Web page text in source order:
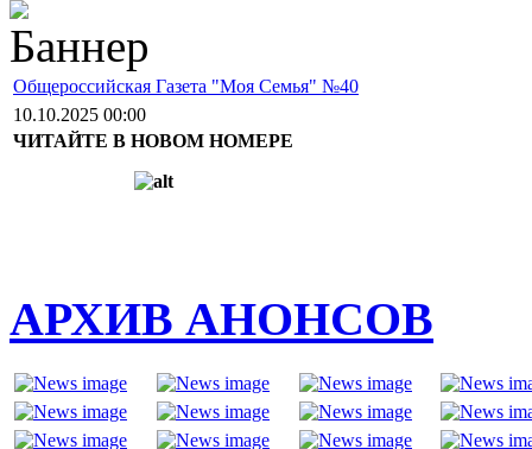
Общероссийская Газета "Моя Семья" №40
10.10.2025 00:00
ЧИТАЙТЕ В НОВОМ НОМЕРЕ
АРХИВ АНОНСОВ